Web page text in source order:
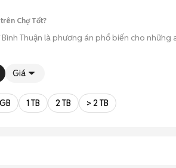
Chợ Tốt?
Thuận là phương án phổ biến cho
3 ở Bình Thuận từ người dùng cá
qua các bước chờ đợi vận chuyển rườm
Giá
1 TB 2 TB > 2 TB